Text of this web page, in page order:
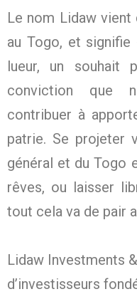
Le nom Lidaw vient
au Togo, et signifie
lueur, un souhait
conviction que
contribuer à
patrie. Se projeter
général et du Togo
rêves, ou laisser
tout cela va de pair
Lidaw Investments
d’investisseurs